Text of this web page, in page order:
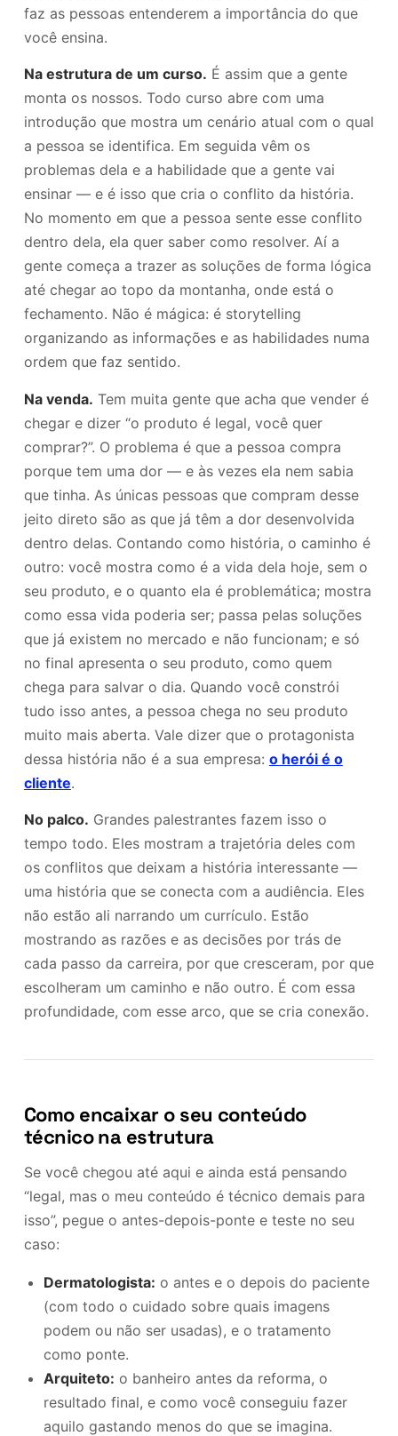
faz as pessoas entenderem a importância do que
você ensina.
Na estrutura de um curso. É assim que a gente
monta os nossos. Todo curso abre com uma
introdução que mostra um cenário atual com o qual
a pessoa se identifica. Em seguida vêm os
problemas dela e a habilidade que a gente vai
ensinar — e é isso que cria o conflito da história.
No momento em que a pessoa sente esse conflito
dentro dela, ela quer saber como resolver. Aí a
gente começa a trazer as soluções de forma lógica
até chegar ao topo da montanha, onde está o
fechamento. Não é mágica: é storytelling
organizando as informações e as habilidades numa
ordem que faz sentido.
Na venda. Tem muita gente que acha que vender é
chegar e dizer “o produto é legal, você quer
comprar?”. O problema é que a pessoa compra
porque tem uma dor — e às vezes ela nem sabia
que tinha. As únicas pessoas que compram desse
jeito direto são as que já têm a dor desenvolvida
dentro delas. Contando como história, o caminho é
outro: você mostra como é a vida dela hoje, sem o
seu produto, e o quanto ela é problemática; mostra
como essa vida poderia ser; passa pelas soluções
que já existem no mercado e não funcionam; e só
no final apresenta o seu produto, como quem
chega para salvar o dia. Quando você constrói
tudo isso antes, a pessoa chega no seu produto
muito mais aberta. Vale dizer que o protagonista
dessa história não é a sua empresa: o herói é o
cliente.
No palco. Grandes palestrantes fazem isso o
tempo todo. Eles mostram a trajetória deles com
os conflitos que deixam a história interessante —
uma história que se conecta com a audiência. Eles
não estão ali narrando um currículo. Estão
mostrando as razões e as decisões por trás de
cada passo da carreira, por que cresceram, por que
escolheram um caminho e não outro. É com essa
profundidade, com esse arco, que se cria conexão.
Como encaixar o seu conteúdo
técnico na estrutura
Se você chegou até aqui e ainda está pensando
“legal, mas o meu conteúdo é técnico demais para
isso”, pegue o antes-depois-ponte e teste no seu
caso:
Dermatologista: o antes e o depois do paciente
(com todo o cuidado sobre quais imagens
podem ou não ser usadas), e o tratamento
como ponte.
Arquiteto: o banheiro antes da reforma, o
resultado final, e como você conseguiu fazer
aquilo gastando menos do que se imagina.